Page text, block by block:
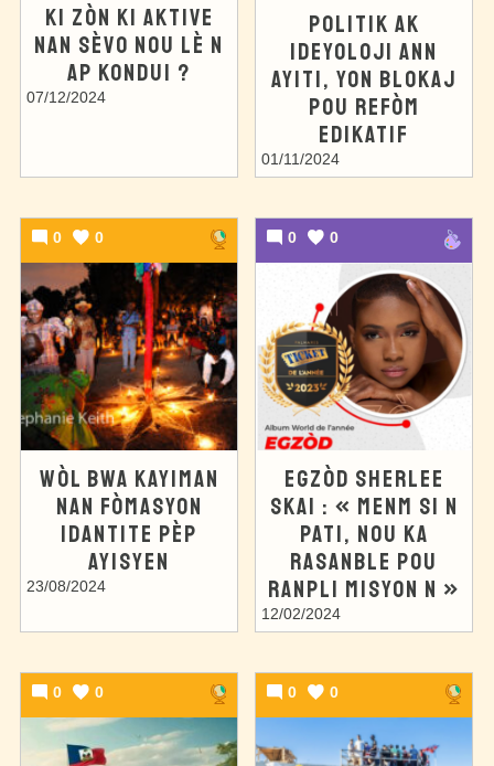
KI ZÒN KI AKTIVE
NAN SÈVO NOU LÈ N
AP KONDUI ?
07/12/2024
POLITIK AK
IDEYOLOJI ANN
AYITI, YON BLOKAJ
POU REFÒM
EDIKATIF
01/11/2024
0 0
WÒL BWA KAYIMAN
NAN FÒMASYON
IDANTITE PÈP
AYISYEN
23/08/2024
0 0
EGZÒD SHERLEE
SKAI : « MENM SI N
PATI, NOU KA
RASANBLE POU
RANPLI MISYON N »
12/02/2024
0 0 0 0